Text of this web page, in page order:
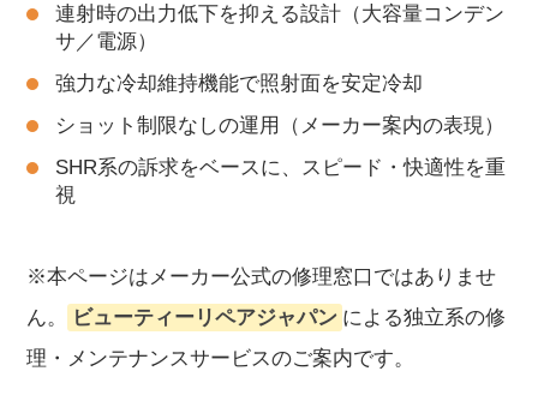
連射時の出力低下を抑える設計（大容量コンデン
サ／電源）
強力な冷却維持機能で照射面を安定冷却
ショット制限なしの運用（メーカー案内の表現）
SHR系の訴求をベースに、スピード・快適性を重
視
※本ページはメーカー公式の修理窓口ではありませ
ん。
ビューティーリペアジャパン による独立系の修
理・メンテナンスサービスのご案内です。